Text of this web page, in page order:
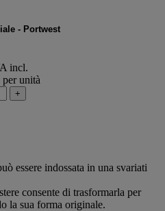
- Portwest
incl.
unità
+
essere indossata in una svariati
consente di trasformarla per
la sua forma originale.